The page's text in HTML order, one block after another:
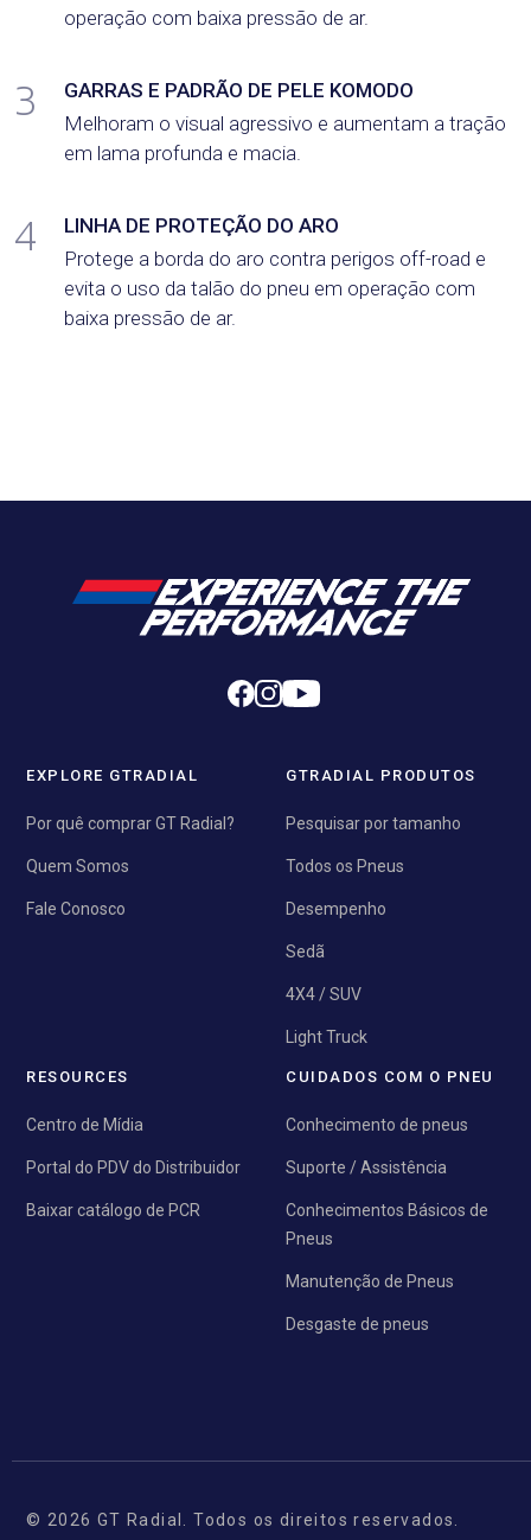
operação com baixa pressão de ar.
3
GARRAS E PADRÃO DE PELE KOMODO
Melhoram o visual agressivo e aumentam a tração
em lama profunda e macia.
4
LINHA DE PROTEÇÃO DO ARO
Protege a borda do aro contra perigos off-road e
evita o uso da talão do pneu em operação com
baixa pressão de ar.
EXPLORE GTRADIAL
Por quê comprar GT Radial?
Quem Somos
Fale Conosco
GTRADIAL PRODUTOS
Pesquisar por tamanho
Todos os Pneus
Desempenho
Sedã
4X4 / SUV
Light Truck
RESOURCES
Centro de Mídia
Portal do PDV do Distribuidor
Baixar catálogo de PCR
CUIDADOS COM O PNEU
Conhecimento de pneus
Suporte / Assistência
Conhecimentos Básicos de
Pneus
Manutenção de Pneus
Desgaste de pneus
© 2026 GT Radial. Todos os direitos reservados.